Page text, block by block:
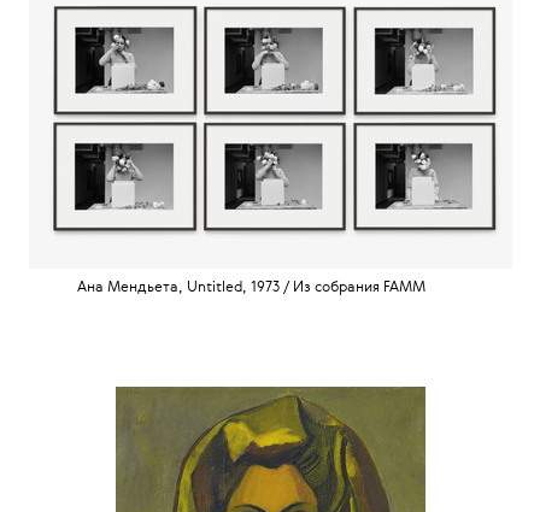
Ана Мендьета, Untitled, 1973 / Из собрания FAMM